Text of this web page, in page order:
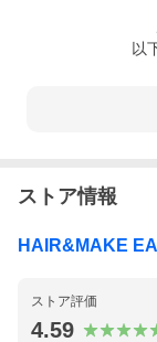
以
ストア情報
HAIR&MAKE
ストア評価
4.59